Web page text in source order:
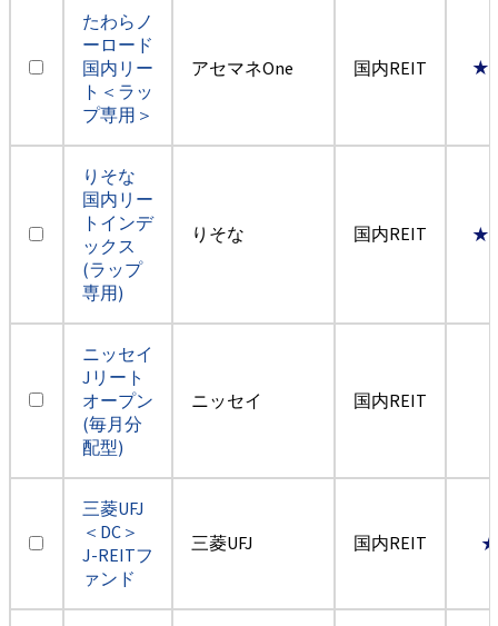
たわらノ
ーロード
国内リー
ト＜ラッ
プ専用＞
アセマネOne 国内REIT
りそな
国内リー
トインデ
ックス
(ラップ
専用)
りそな 国内REIT
ニッセイ
Jリート
オープン
(毎月分
配型)
ニッセイ 国内REIT
三菱UFJ
＜DC＞
J-REITフ
ァンド
三菱UFJ 国内REIT